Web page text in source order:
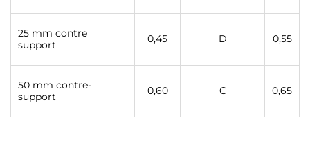
25 mm contre
support
0,45 D 0,55
50 mm contre-
support
0,60 C 0,65